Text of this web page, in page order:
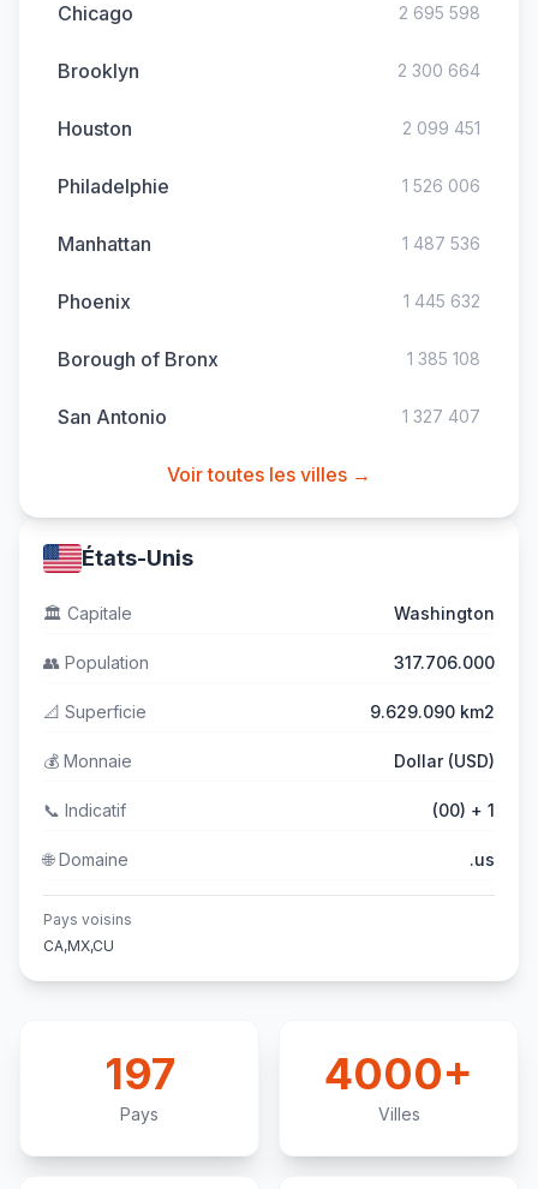
Chicago 2 695 598
Brooklyn 2 300 664
Houston 2 099 451
Philadelphie 1 526 006
Manhattan 1 487 536
Phoenix 1 445 632
Borough of Bronx 1 385 108
San Antonio 1 327 407
Voir toutes les villes →
États-Unis
🏛️ Capitale Washington
👥 Population 317.706.000
📐 Superficie 9.629.090 km2
💰 Monnaie Dollar (USD)
📞 Indicatif (00) + 1
🌐Domaine .us
Pays voisins
CA,MX,CU
197
Pays
4000+
Villes